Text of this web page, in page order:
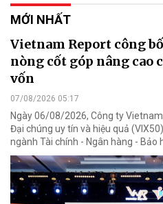
MỚI NHẤT
Vietnam Report công
nòng cốt góp nâng
vốn
07/08/2026 05:17
Ngày 06/08/2026, Công ty
Đại chúng uy tín và hiệu quả
ngành Tài chính - Ngân hàng - Bảo